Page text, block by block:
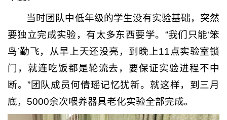
当时团队中低年级的学生没有实验基础，突然
要独立完成实验，有太多东西要学。“我们只能‘笨
鸟’勤飞，从早上天还没亮，到晚上11点实验室锁
门，就连吃饭都是轮流去，要保证实验进程不中
断。”团队成员何倩瑶记忆犹新。就这样，到三月
底，5000余次喂养器具老化实验全部完成。